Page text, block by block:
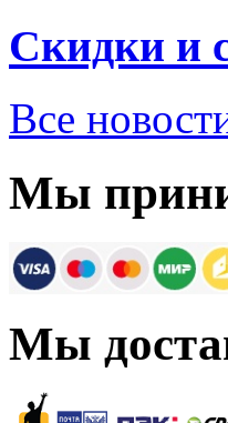
Скидки и
Все
Мы
Мы